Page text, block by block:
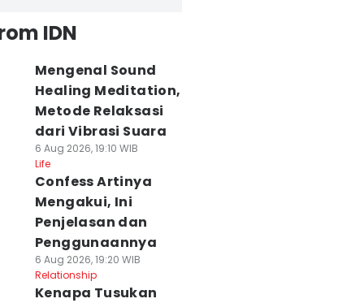
IDN
Mengenal Sound
Healing Meditation,
Metode Relaksasi
dari Vibrasi Suara
6 Aug 2026, 19:10 WIB
Life
Confess Artinya
Mengakui, Ini
Penjelasan dan
Penggunaannya
6 Aug 2026, 19:20 WIB
Relationship
Kenapa Tusukan